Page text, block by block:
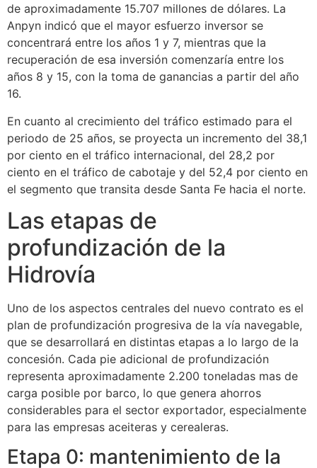
de aproximadamente 15.707 millones de dólares. La
Anpyn indicó que el mayor esfuerzo inversor se
concentrará entre los años 1 y 7, mientras que la
recuperación de esa inversión comenzaría entre los
años 8 y 15, con la toma de ganancias a partir del año
16.
En cuanto al crecimiento del tráfico estimado para el
periodo de 25 años, se proyecta un incremento del 38,1
por ciento en el tráfico internacional, del 28,2 por
ciento en el tráfico de cabotaje y del 52,4 por ciento en
el segmento que transita desde Santa Fe hacia el norte.
Las etapas de
profundización de la
Hidrovía
Uno de los aspectos centrales del nuevo contrato es el
plan de profundización progresiva de la vía navegable,
que se desarrollará en distintas etapas a lo largo de la
concesión. Cada pie adicional de profundización
representa aproximadamente 2.200 toneladas mas de
carga posible por barco, lo que genera ahorros
considerables para el sector exportador, especialmente
para las empresas aceiteras y cerealeras.
Etapa 0: mantenimiento de la